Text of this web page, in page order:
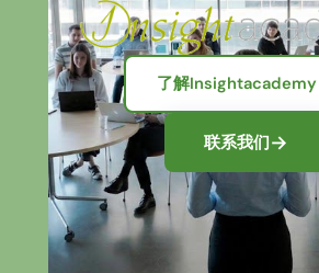
了解Insightacademy
联系我们